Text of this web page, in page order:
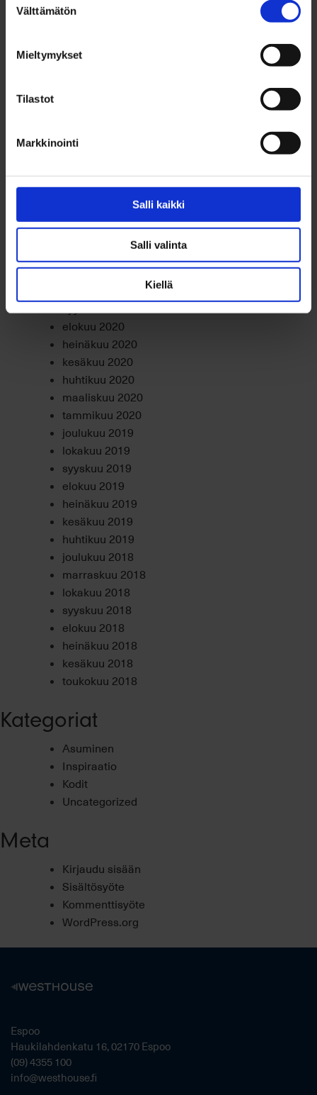
valinta
Välttämätön
Mieltymykset
Tilastot
Markkinointi
Salli kaikki
Salli valinta
Kiellä
helmikuu 2022
marraskuu 2021
kesäkuu 2021
huhtikuu 2021
maaliskuu 2021
helmikuu 2021
tammikuu 2021
joulukuu 2020
marraskuu 2020
syyskuu 2020
elokuu 2020
heinäkuu 2020
kesäkuu 2020
huhtikuu 2020
maaliskuu 2020
tammikuu 2020
joulukuu 2019
lokakuu 2019
syyskuu 2019
elokuu 2019
heinäkuu 2019
kesäkuu 2019
huhtikuu 2019
joulukuu 2018
marraskuu 2018
lokakuu 2018
syyskuu 2018
elokuu 2018
heinäkuu 2018
kesäkuu 2018
toukokuu 2018
Kategoriat
Asuminen
Inspiraatio
Kodit
Uncategorized
Meta
Kirjaudu sisään
Sisältösyöte
Kommenttisyöte
WordPress.org
Espoo
Haukilahdenkatu 16, 02170 Espoo
(09) 4355 100
info@westhouse.fi